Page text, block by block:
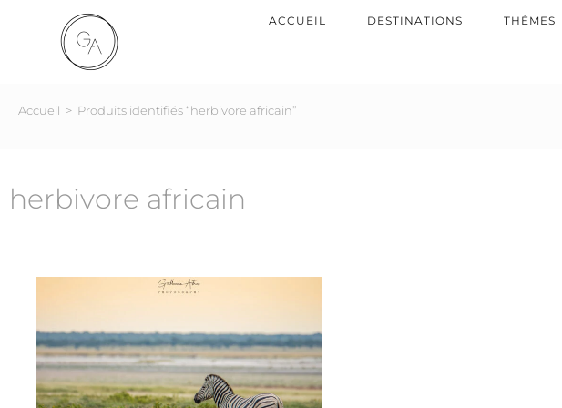
ACCUEIL DESTINATIONS THÈMES
Accueil > Produits identifiés “herbivore africain”
herbivore africain